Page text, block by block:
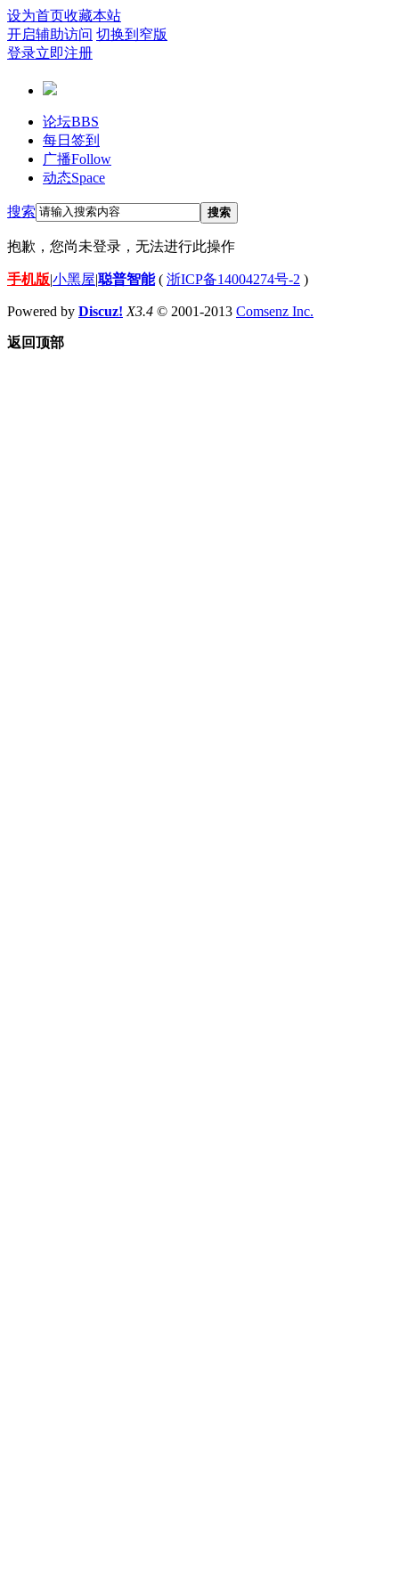
设为首页收藏本站
开启辅助访问 切换到窄版
登录立即注册
论坛BBS
每日签到
广播Follow
动态Space
搜索 搜索
抱歉，您尚未登录，无法进行此操作
手机版|小黑屋|聪普智能( 浙ICP备14004274号-2 )
Powered by Discuz! X3.4 © 2001-2013 Comsenz Inc.
返回顶部